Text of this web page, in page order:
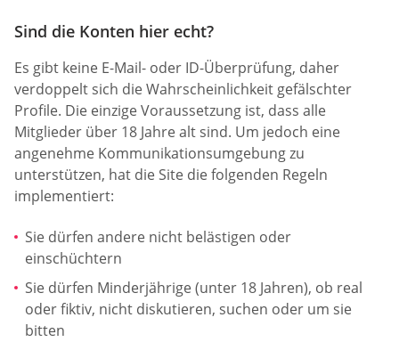
Sind die Konten hier echt?
Es gibt keine E-Mail- oder ID-Überprüfung, daher
verdoppelt sich die Wahrscheinlichkeit gefälschter
Profile. Die einzige Voraussetzung ist, dass alle
Mitglieder über 18 Jahre alt sind. Um jedoch eine
angenehme Kommunikationsumgebung zu
unterstützen, hat die Site die folgenden Regeln
implementiert:
Sie dürfen andere nicht belästigen oder
einschüchtern
Sie dürfen Minderjährige (unter 18 Jahren), ob real
oder fiktiv, nicht diskutieren, suchen oder um sie
bitten